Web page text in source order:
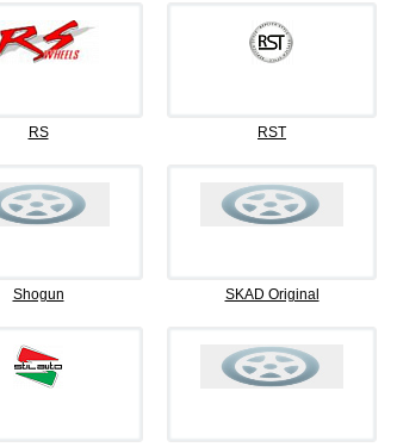
RS RST
Shogun SKAD Original